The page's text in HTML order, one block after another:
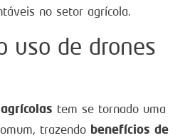
no setor agrícola.
uso de drones
tem se tornado uma
trazendo benefícios de